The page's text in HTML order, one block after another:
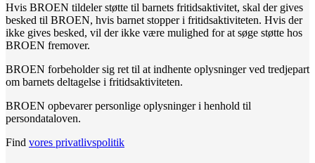
Hvis BROEN tildeler støtte til barnets fritidsaktivitet, skal der gives
besked til BROEN, hvis barnet stopper i fritidsaktiviteten. Hvis der
ikke gives besked, vil der ikke være mulighed for at søge støtte hos
BROEN fremover.
BROEN forbeholder sig ret til at indhente oplysninger ved tredjepart
om barnets deltagelse i fritidsaktiviteten.
BROEN opbevarer personlige oplysninger i henhold til
persondataloven.
Find vores privatlivspolitik